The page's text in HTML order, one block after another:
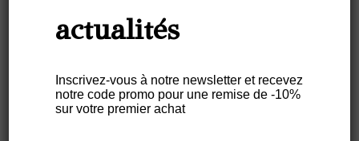
Nappe De Table Lin – Motif
SABIÁ
From €92,00
actualités
Inscrivez-vous à notre newsletter et recevez
notre code promo pour une remise de -10%
sur votre premier achat